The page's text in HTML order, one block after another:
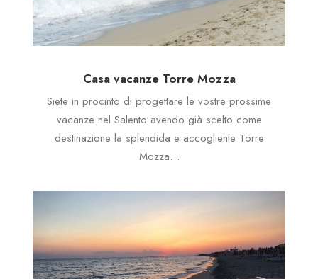
Casa vacanze Torre Mozza
Siete in procinto di progettare le vostre prossime
vacanze nel Salento avendo già scelto come
destinazione la splendida e accogliente Torre
Mozza…